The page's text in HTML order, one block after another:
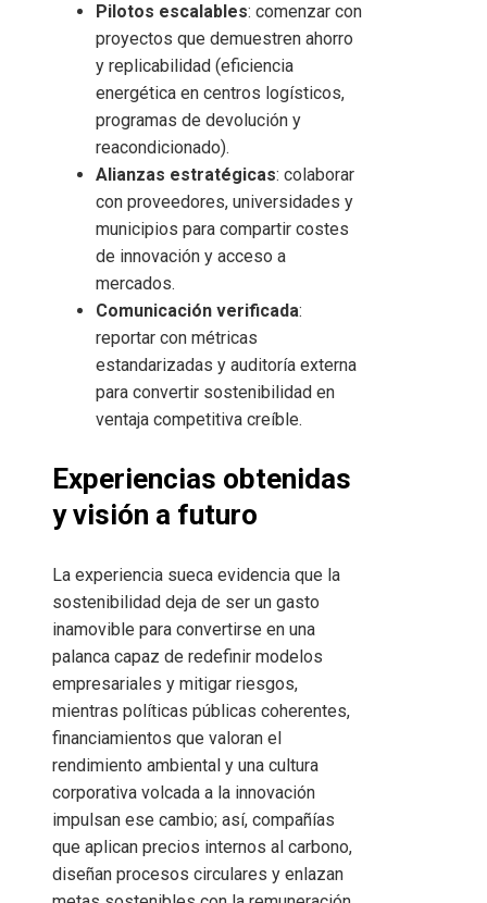
Pilotos escalables: comenzar con
proyectos que demuestren ahorro
y replicabilidad (eficiencia
energética en centros logísticos,
programas de devolución y
reacondicionado).
Alianzas estratégicas: colaborar
con proveedores, universidades y
municipios para compartir costes
de innovación y acceso a
mercados.
Comunicación verificada:
reportar con métricas
estandarizadas y auditoría externa
para convertir sostenibilidad en
ventaja competitiva creíble.
Experiencias obtenidas
y visión a futuro
La experiencia sueca evidencia que la
sostenibilidad deja de ser un gasto
inamovible para convertirse en una
palanca capaz de redefinir modelos
empresariales y mitigar riesgos,
mientras políticas públicas coherentes,
financiamientos que valoran el
rendimiento ambiental y una cultura
corporativa volcada a la innovación
impulsan ese cambio; así, compañías
que aplican precios internos al carbono,
diseñan procesos circulares y enlazan